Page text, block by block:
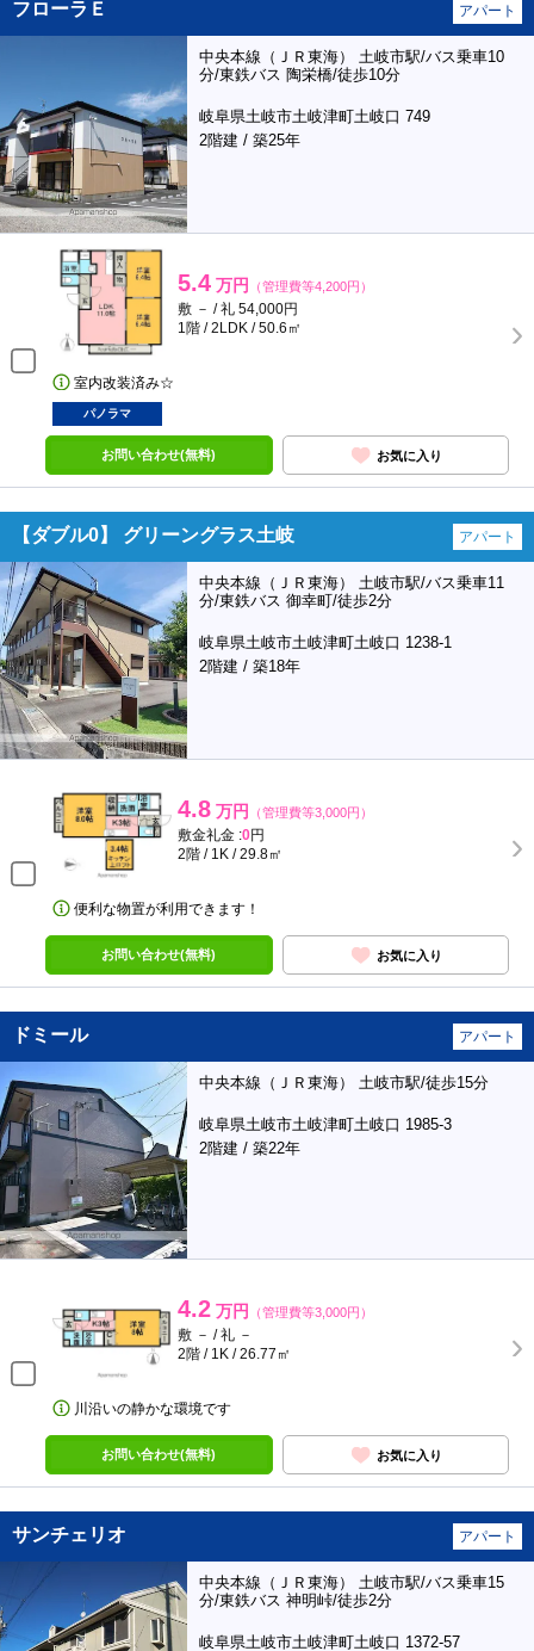
フローラＥ アパート
中央本線（ＪＲ東海） 土岐市駅/バス乗車10
分/東鉄バス 陶栄橋/徒歩10分
岐阜県土岐市土岐津町土岐口 749
2階建 / 築25年
5.4 万円 （管理費等4,200円）
敷 － / 礼 54,000円
1階 / 2LDK / 50.6㎡
室内改装済み☆
パノラマ
お問い合わせ(無料) お気に入り
【ダブル0】 グリーングラス土岐 アパート
中央本線（ＪＲ東海） 土岐市駅/バス乗車11
分/東鉄バス 御幸町/徒歩2分
岐阜県土岐市土岐津町土岐口 1238-1
2階建 / 築18年
4.8 万円 （管理費等3,000円）
敷金礼金 :0円
2階 / 1K / 29.8㎡
便利な物置が利用できます！
お問い合わせ(無料) お気に入り
ドミール アパート
中央本線（ＪＲ東海） 土岐市駅/徒歩15分
岐阜県土岐市土岐津町土岐口 1985-3
2階建 / 築22年
4.2 万円 （管理費等3,000円）
敷 － / 礼 －
2階 / 1K / 26.77㎡
川沿いの静かな環境です
お問い合わせ(無料) お気に入り
サンチェリオ アパート
中央本線（ＪＲ東海） 土岐市駅/バス乗車15
分/東鉄バス 神明峠/徒歩2分
岐阜県土岐市土岐津町土岐口 1372-57